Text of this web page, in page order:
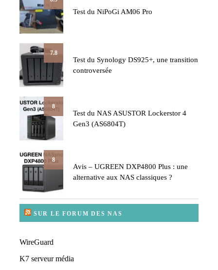
Test du NiPoGi AM06 Pro
7.8
Test du Synology DS925+, une transition
controversée
8
Test du NAS ASUSTOR Lockerstor 4
Gen3 (AS6804T)
8
Avis – UGREEN DXP4800 Plus : une
alternative aux NAS classiques ?
SUR LE FORUM DES NAS
WireGuard
K7 serveur média